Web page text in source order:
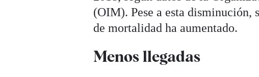
(OIM). Pese a esta disminución,
de mortalidad ha aumentado.
Menos llegadas